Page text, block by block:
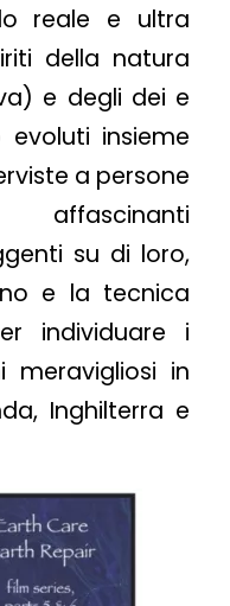
reale e ultra
della natura
e degli dei e
insieme
a persone
su di loro,
e la tecnica
individuare i
meravigliosi in
Inghilterra e